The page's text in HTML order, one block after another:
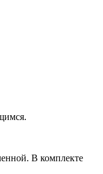
В комплекте